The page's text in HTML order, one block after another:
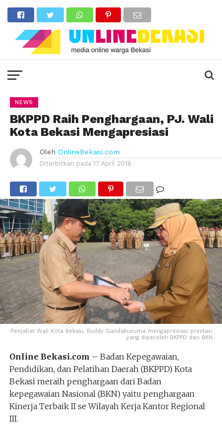
NEWS
BKPPD Raih Penghargaan, PJ. Wali
Kota Bekasi Mengapresiasi
Oleh OnlineBekasi.com
Diterbitkan pada 17 April 2018
Penjabat Wali Kota Bekasi, Ruddy Gandakusuma mengapresiasi prestasi
yang diperoleh BKPPD dari BKN
Online Bekasi.com – Badan Kepegawaian,
Pendidikan, dan Pelatihan Daerah (BKPPD) Kota
Bekasi meraih penghargaan dari Badan
kepegawaian Nasional (BKN) yaitu penghargaan
Kinerja Terbaik II se Wilayah Kerja Kantor Regional
III.